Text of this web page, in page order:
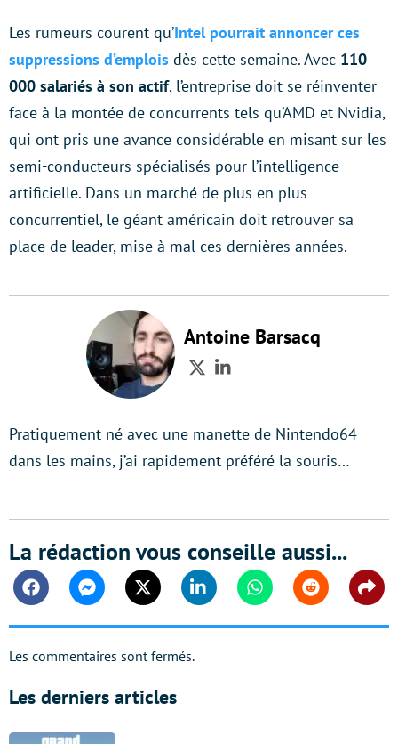
Les rumeurs courent qu’Intel pourrait annoncer ces
suppressions d’emplois dès cette semaine. Avec 110
000 salariés à son actif, l’entreprise doit se réinventer
face à la montée de concurrents tels qu’AMD et Nvidia,
qui ont pris une avance considérable en misant sur les
semi-conducteurs spécialisés pour l’intelligence
artificielle. Dans un marché de plus en plus
concurrentiel, le géant américain doit retrouver sa
place de leader, mise à mal ces dernières années.
Antoine Barsacq
TwitterLinkedIn
Pratiquement né avec une manette de Nintendo64
dans les mains, j’ai rapidement préféré la souris…
La rédaction vous conseille aussi...
FacebookMessengerTwitter Linkedin WhatsappReddit
Les commentaires sont fermés.
Les derniers articles